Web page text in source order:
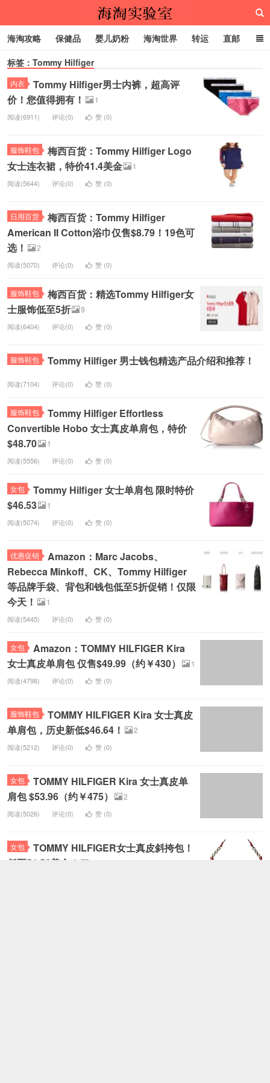
海淘攻略 保健品 婴儿奶粉 海淘世界 转运 直邮
代购服务
标签：Tommy Hilfiger
内衣
Tommy Hilfiger男士内裤，超高评
价！您值得拥有！
1
阅读(6911) 评论(0) 赞 (0)
服饰鞋包
梅西百货：Tommy Hilfiger Logo
女士连衣裙，特价41.4美金
1
阅读(5644) 评论(0) 赞 (0)
日用百货
梅西百货：Tommy Hilfiger
American II Cotton浴巾仅售$8.79！19色可
选！
2
阅读(5070) 评论(0) 赞 (0)
服饰鞋包
梅西百货：精选Tommy Hilfiger女
士服饰低至5折
9
阅读(6404) 评论(0) 赞 (0)
服饰鞋包 Tommy Hilfiger 男士钱包精选产品介绍和推荐！
阅读(7104) 评论(0) 赞 (0)
服饰鞋包
Tommy Hilfiger Effortless
Convertible Hobo 女士真皮单肩包，特价
$48.70
1
阅读(5556) 评论(0) 赞 (0)
女包
Tommy Hilfiger 女士单肩包 限时特价
$46.53
1
阅读(5074) 评论(0) 赞 (0)
优惠促销
Amazon：Marc Jacobs、
Rebecca Minkoff、CK、Tommy Hilfiger
等品牌手袋、背包和钱包低至5折促销！仅限
今天！
1
阅读(5445) 评论(0) 赞 (0)
女包
Amazon：TOMMY HILFIGER Kira
女士真皮单肩包 仅售$49.99（约￥430）
1
阅读(4798) 评论(0) 赞 (0)
服饰鞋包
TOMMY HILFIGER Kira 女士真皮
单肩包，历史新低$46.64！
2
阅读(5212) 评论(0) 赞 (0)
女包
TOMMY HILFIGER Kira 女士真皮单
肩包 $53.96（约￥475）
2
阅读(5026) 评论(0) 赞 (0)
女包
TOMMY HILFIGER女士真皮斜挎包！
低至51.56美金！